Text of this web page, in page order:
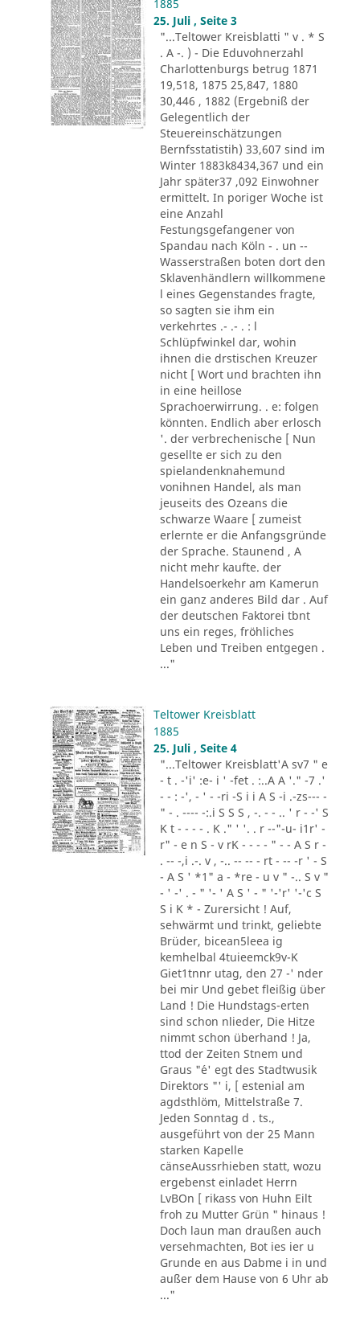
1885
25. Juli , Seite 3
"...Teltower Kreisblatti " v . * S
. A -. ) - Die Eduvohnerzahl
Charlottenburgs betrug 1871
19,518, 1875 25,847, 1880
30,446 , 1882 (Ergebniß der
Gelegentlich der
Steuereinschätzungen
Bernfsstatistih) 33,607 sind im
Winter 1883k8434,367 und ein
Jahr später37 ,092 Einwohner
ermittelt. In poriger Woche ist
eine Anzahl
Festungsgefangener von
Spandau nach Köln - . un --
Wasserstraßen boten dort den
Sklavenhändlern willkommene
l eines Gegenstandes fragte,
so sagten sie ihm ein
verkehrtes .- .- . : l
Schlüpfwinkel dar, wohin
ihnen die drstischen Kreuzer
nicht [ Wort und brachten ihn
in eine heillose
Sprachoerwirrung. . e: folgen
könnten. Endlich aber erlosch
'. der verbrechenische [ Nun
gesellte er sich zu den
spielandenknahemund
vonihnen Handel, als man
jeuseits des Ozeans die
schwarze Waare [ zumeist
erlernte er die Anfangsgründe
der Sprache. Staunend , A
nicht mehr kaufte. der
Handelsoerkehr am Kamerun
ein ganz anderes Bild dar . Auf
der deutschen Faktorei tbnt
uns ein reges, fröhliches
Leben und Treiben entgegen .
..."
Teltower Kreisblatt
1885
25. Juli , Seite 4
"...Teltower Kreisblatt'A sv7 " e
- t . -'i' :e- i ' -fet . :..A A '." -7 .'
- - : -', - ' - -ri -S i i A S -i .-zs--- -
" - . ---- -:.i S S S , -. - - .. ' r - -' S
K t - - - - . K ." ' '. . r --"-u- i1r' -
r" - e n S - v rK - - - - " - - A S r -
. -- -,i .-. v , -.. -- -- - rt - -- -r ' - S
- A S ' *1" a - *re - u v " -.. S v "
- ' -' . - " '- ' A S ' - " '-'r' '-'c S
S i K * - Zurersicht ! Auf,
sehwärmt und trinkt, geliebte
Brüder, bicean5leea ig
kemhelbal 4tuieemck9v-K
Giet1tnnr utag, den 27 -' nder
bei mir Und gebet fleißig über
Land ! Die Hundstags-erten
sind schon nlieder, Die Hitze
nimmt schon überhand ! Ja,
ttod der Zeiten Stnem und
Graus "´e' egt des Stadtwusik
Direktors "' i, [ estenial am
agdsthlöm, Mittelstraße 7.
Jeden Sonntag d . ts.,
ausgeführt von der 25 Mann
starken Kapelle
cänseAussrhieben statt, wozu
ergebenst einladet Herrn
LvBOn [ rikass von Huhn Eilt
froh zu Mutter Grün " hinaus !
Doch laun man draußen auch
versehmachten, Bot ies ier u
Grunde en aus Dabme i in und
außer dem Hause von 6 Uhr ab
..."